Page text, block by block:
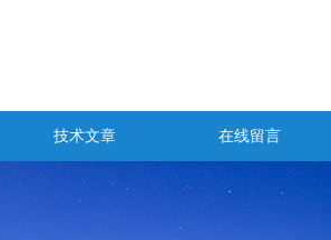
技术文章 在线留言